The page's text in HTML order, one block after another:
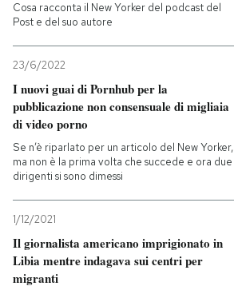
Cosa racconta il New Yorker del podcast del
Post e del suo autore
23/6/2022
I nuovi guai di Pornhub per la
pubblicazione non consensuale di migliaia
di video porno
Se n’è riparlato per un articolo del New Yorker,
ma non è la prima volta che succede e ora due
dirigenti si sono dimessi
1/12/2021
Il giornalista americano imprigionato in
Libia mentre indagava sui centri per
migranti